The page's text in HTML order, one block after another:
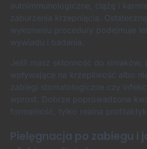
autoimmunologiczne, ciążę i
zaburzenia krzepnięcia.
wykonaniu procedury podejmuje
wywiadu i badania.
Jeśli masz skłonność do siniaków,
wpływające na krzepliwość albo
zabiegi stomatologiczne czy
wprost. Dobrze poprowadzona
formalność, tylko realna
Pielęgnacja po zabiegu i